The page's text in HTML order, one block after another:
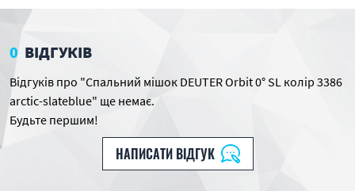
0 ВІДГУКІВ
Відгуків про "Спальний мішок DEUTER Orbit 0° SL колір 3386
arctic-slateblue" ще немає.
Будьте першим!
НАПИСАТИ ВІДГУК